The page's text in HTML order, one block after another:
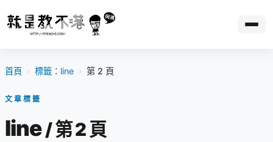
首頁 › 標籤：line › 第 2 頁
文章標籤
line/ 第 2 頁